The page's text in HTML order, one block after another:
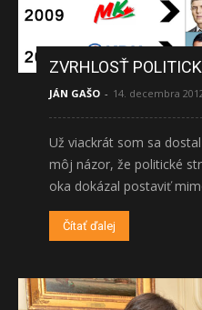
ZVRHLOSŤ
JÁN GAŠO - 14. decembra
Už viackrát som sa
môj názor, že politické
oka dokázal postaviť
Čítať ďalej